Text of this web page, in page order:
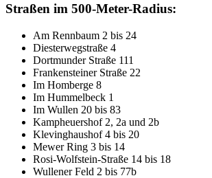
Straßen im 500-Meter-Radius:
Am Rennbaum 2 bis 24
Diesterwegstraße 4
Dortmunder Straße 111
Frankensteiner Straße 22
Im Homberge 8
Im Hummelbeck 1
Im Wullen 20 bis 83
Kampheuershof 2, 2a und 2b
Klevinghaushof 4 bis 20
Mewer Ring 3 bis 14
Rosi-Wolfstein-Straße 14 bis 18
Wullener Feld 2 bis 77b